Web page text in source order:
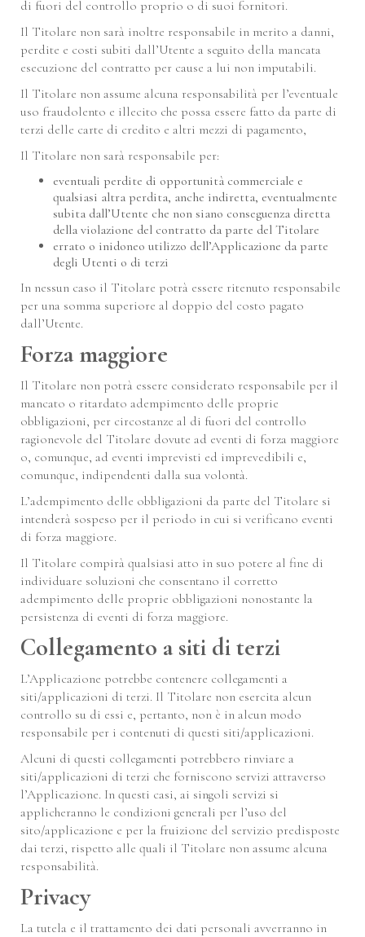
di fuori del controllo proprio o di suoi fornitori.
Il Titolare non sarà inoltre responsabile in merito a danni,
perdite e costi subiti dall’Utente a seguito della mancata
esecuzione del contratto per cause a lui non imputabili.
Il Titolare non assume alcuna responsabilità per l’eventuale
uso fraudolento e illecito che possa essere fatto da parte di
terzi delle carte di credito e altri mezzi di pagamento,
Il Titolare non sarà responsabile per:
eventuali perdite di opportunità commerciale e
qualsiasi altra perdita, anche indiretta, eventualmente
subita dall’Utente che non siano conseguenza diretta
della violazione del contratto da parte del Titolare
errato o inidoneo utilizzo dell’Applicazione da parte
degli Utenti o di terzi
In nessun caso il Titolare potrà essere ritenuto responsabile
per una somma superiore al doppio del costo pagato
dall’Utente.
Forza maggiore
Il Titolare non potrà essere considerato responsabile per il
mancato o ritardato adempimento delle proprie
obbligazioni, per circostanze al di fuori del controllo
ragionevole del Titolare dovute ad eventi di forza maggiore
o, comunque, ad eventi imprevisti ed imprevedibili e,
comunque, indipendenti dalla sua volontà.
L’adempimento delle obbligazioni da parte del Titolare si
intenderà sospeso per il periodo in cui si verificano eventi
di forza maggiore.
Il Titolare compirà qualsiasi atto in suo potere al fine di
individuare soluzioni che consentano il corretto
adempimento delle proprie obbligazioni nonostante la
persistenza di eventi di forza maggiore.
Collegamento a siti di terzi
L’Applicazione potrebbe contenere collegamenti a
siti/applicazioni di terzi. Il Titolare non esercita alcun
controllo su di essi e, pertanto, non è in alcun modo
responsabile per i contenuti di questi siti/applicazioni.
Alcuni di questi collegamenti potrebbero rinviare a
siti/applicazioni di terzi che forniscono servizi attraverso
l’Applicazione. In questi casi, ai singoli servizi si
applicheranno le condizioni generali per l’uso del
sito/applicazione e per la fruizione del servizio predisposte
dai terzi, rispetto alle quali il Titolare non assume alcuna
responsabilità.
Privacy
La tutela e il trattamento dei dati personali avverranno in